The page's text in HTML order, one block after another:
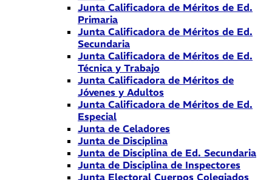
Junta Calificadora de Méritos de Ed.
Primaria
Junta Calificadora de Méritos de Ed.
Secundaria
Junta Calificadora de Méritos de Ed.
Técnica y Trabajo
Junta Calificadora de Méritos de
Jóvenes y Adultos
Junta Calificadora de Méritos de Ed.
Especial
Junta de Celadores
Junta de Disciplina
Junta de Disciplina de Ed. Secundaria
Junta de Disciplina de Inspectores
Junta Electoral Cuerpos Colegiados